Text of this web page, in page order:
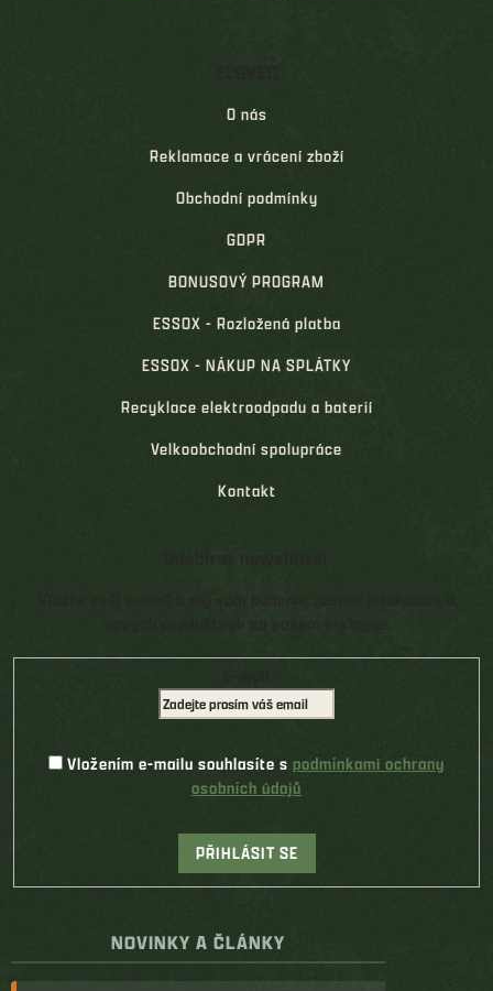
O nás
Reklamace a vrácení zboží
Obchodní podmínky
GDPR
BONUSOVÝ PROGRAM
ESSOX - Rozložená platba
ESSOX - NÁKUP NA SPLÁTKY
Recyklace elektroodpadu a baterií
Velkoobchodní spolupráce
Kontakt
Vložením e-mailu souhlasíte s podmínkami ochrany
osobních údajů
PŘIHLÁSIT SE
NOVINKY A ČLÁNKY